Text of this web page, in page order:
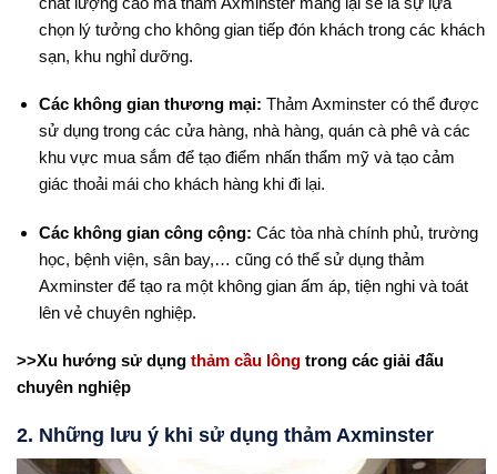
chọn lý tưởng cho không gian tiếp đón khách trong các khách
sạn, khu nghỉ dưỡng.
Các không gian thương mại: Thảm Axminster có thể được
sử dụng trong các cửa hàng, nhà hàng, quán cà phê và các
khu vực mua sắm để tạo điểm nhấn thẩm mỹ và tạo cảm
giác thoải mái cho khách hàng khi đi lại.
Các không gian công cộng: Các tòa nhà chính phủ, trường
học, bệnh viện, sân bay,… cũng có thể sử dụng thảm
Axminster để tạo ra một không gian ấm áp, tiện nghi và toát
lên vẻ chuyên nghiệp.
>>Xu hướng sử dụng thảm cầu lông trong các giải đấu
chuyên nghiệp
2. Những lưu ý khi sử dụng thảm Axminster